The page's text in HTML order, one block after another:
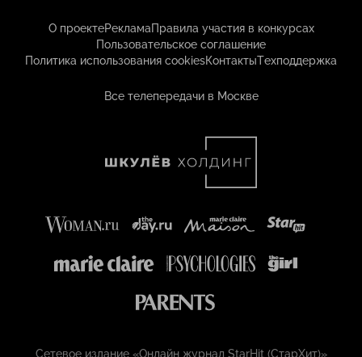
О проектеРекламаПравила участия в конкурсах
Пользовательское соглашение
Политика использования cookiesКонтактыТехподдержка
Все телепередачи в Москве
Сетевое издание «Онлайн журнал StarHit (СтарХит)»